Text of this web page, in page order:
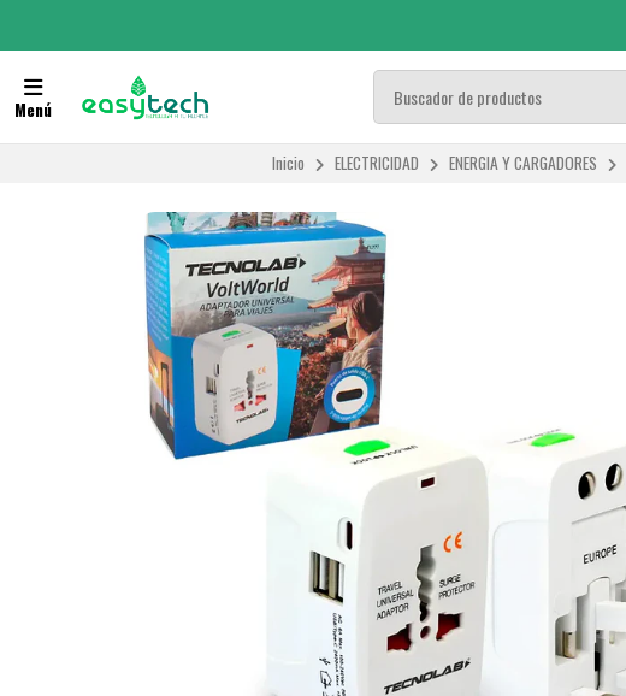
Menú
Inicio ELECTRICIDAD ENERGIA Y CARGADORES